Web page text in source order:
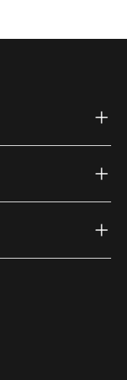
link)
(external link)
(external